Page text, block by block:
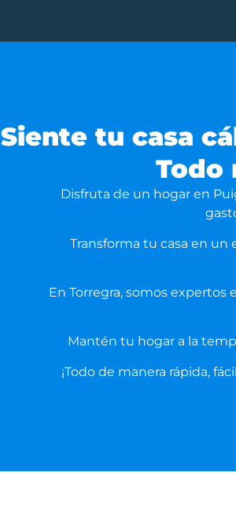
Siente tu casa
Todo
Disfruta de un hogar en
Transforma tu casa en
En Torregra, somos
Mantén tu hogar a la
¡Todo de manera rápida,